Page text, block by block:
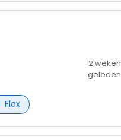
Flex
2 weken
geleden